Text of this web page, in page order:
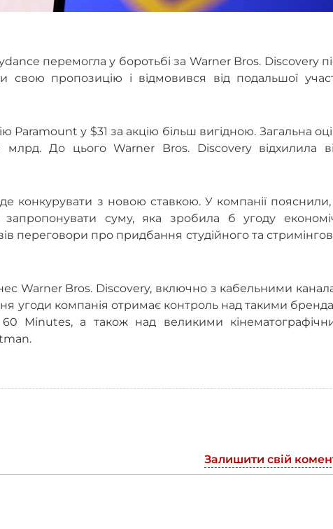
перемогла у боротьбі за Warner Bros. Discovery
пропозицію і відмовився від подальшої
Paramount у $31 за акцію більш вигідною. Загальна
млрд. До цього Warner Bros. Discovery відхилила
конкурувати з новою ставкою. У компанії
суму, яка зробила б угоду
переговори про придбання студійного та
Warner Bros. Discovery, включно з кабельними
угоди компанія отримає контроль над такими
Minutes, а також над великими
Залишити свій